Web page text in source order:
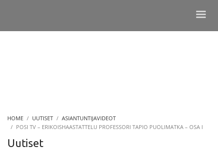
HOME UUTISET
ASIANTUNTIJAVIDEOT
POSI TV – ERIKOISHAASTATTELU PROFESSORI TAPIO PUOLIMATKA – OSA I
Uutiset